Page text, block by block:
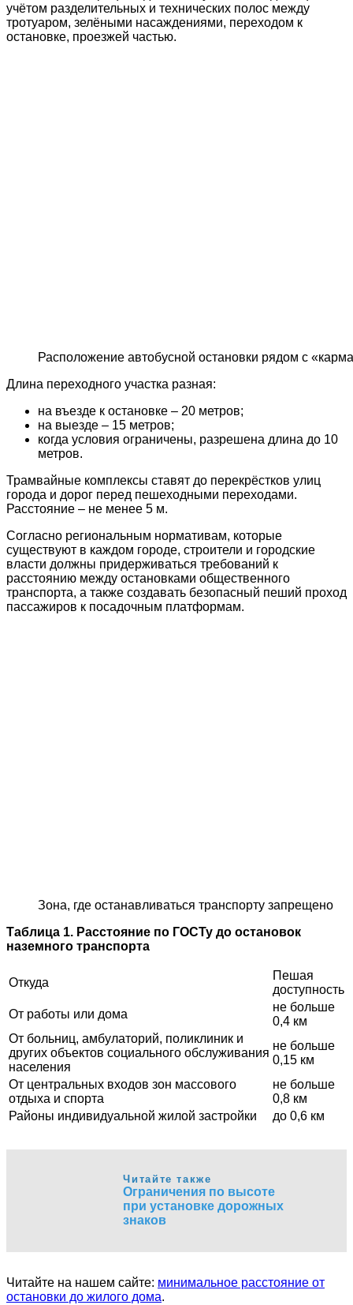
учётом разделительных и технических полос между
тротуаром, зелёными насаждениями, переходом к
остановке, проезжей частью.
Расположение автобусной остановки рядом с
Длина переходного участка разная:
на въезде к остановке – 20 метров;
на выезде – 15 метров;
когда условия ограничены, разрешена длина до 10
метров.
Трамвайные комплексы ставят до перекрёстков улиц
города и дорог перед пешеходными переходами.
Расстояние – не менее 5 м.
Согласно региональным нормативам, которые
существуют в каждом городе, строители и городские
власти должны придерживаться требований к
расстоянию между остановками общественного
транспорта, а также создавать безопасный пеший проход
пассажиров к посадочным платформам.
Зона, где останавливаться транспорту запрещено
Таблица 1. Расстояние по ГОСТу до остановок
наземного транспорта
Откуда
Пешая
доступность
От работы или дома
не больше
0,4 км
От больниц, амбулаторий, поликлиник и
других объектов социального обслуживания
населения
не больше
0,15 км
От центральных входов зон массового
отдыха и спорта
не больше
0,8 км
Районы индивидуальной жилой застройки
до 0,6 км
Читайте также
Ограничения по высоте
при установке дорожных
знаков
Читайте на нашем сайте: минимальное расстояние от
остановки до жилого дома.